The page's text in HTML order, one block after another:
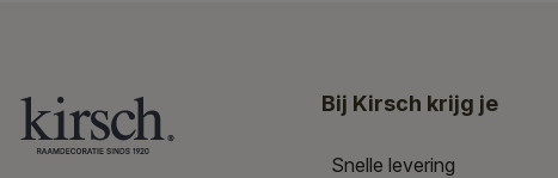
Bij Kirsch krijg je
Snelle levering